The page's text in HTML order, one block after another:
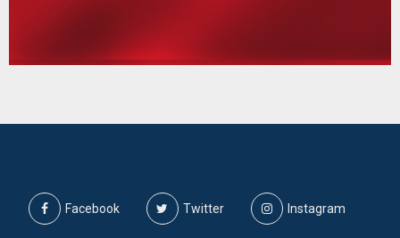
Facebook Twitter Instagram